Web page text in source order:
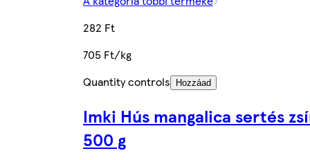
282 Ft
705 Ft/kg
Quantity controls
Hozzáad
Imki Hús mangalica sertés
500 g